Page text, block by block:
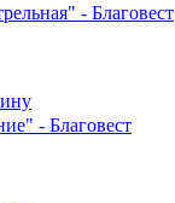
- Благовест
- Благовест